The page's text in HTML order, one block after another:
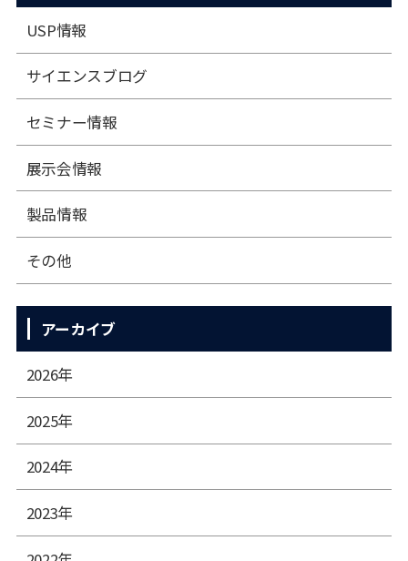
USP情報
サイエンスブログ
セミナー情報
展⽰会情報
製品情報
その他
アーカイブ
2026年
2025年
2024年
2023年